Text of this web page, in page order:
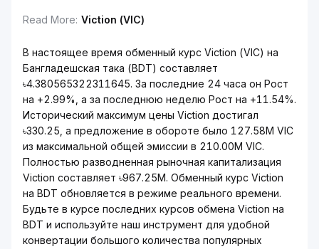
Read More: Viction (VIC)
В настоящее время обменный курс Viction (VIC) на
Бангладешская така (BDT) составляет
৳4.380565322311645. За последние 24 часа он Рост
на +2.99%, а за последнюю неделю Рост на +11.54%.
Исторический максимум цены Viction достигал
৳330.25, а предложение в обороте было 127.58M VIC
из максимальной общей эмиссии в 210.00M VIC.
Полностью разводненная рыночная капитализация
Viction составляет ৳967.25M. Обменный курс Viction
на BDT обновляется в режиме реального времени.
Будьте в курсе последних курсов обмена Viction на
BDT и используйте наш инструмент для удобной
конвертации большого количества популярных